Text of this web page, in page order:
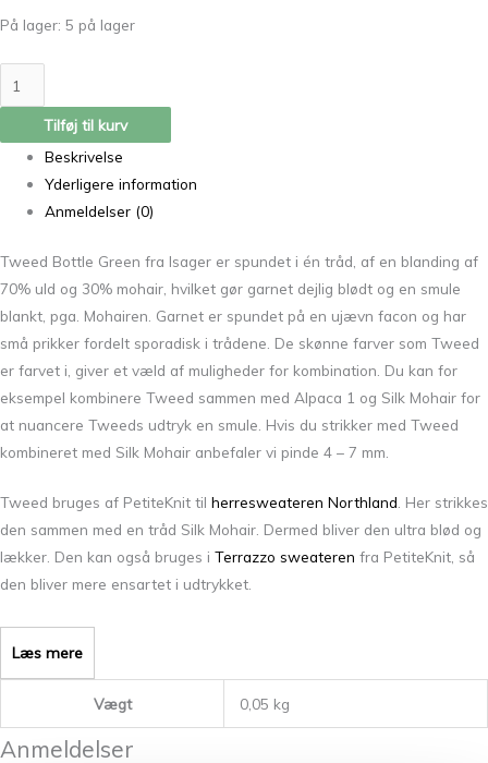
På lager: 5 på lager
Tilføj til kurv
Beskrivelse
Yderligere information
Anmeldelser (0)
Tweed Bottle Green fra Isager er spundet i én tråd, af en blanding af
70% uld og 30% mohair, hvilket gør garnet dejlig blødt og en smule
blankt, pga. Mohairen. Garnet er spundet på en ujævn facon og har
små prikker fordelt sporadisk i trådene. De skønne farver som Tweed
er farvet i, giver et væld af muligheder for kombination. Du kan for
eksempel kombinere Tweed sammen med Alpaca 1 og Silk Mohair for
at nuancere Tweeds udtryk en smule. Hvis du strikker med Tweed
kombineret med Silk Mohair anbefaler vi pinde 4 – 7 mm.
Tweed bruges af PetiteKnit til herresweateren Northland . Her strikkes
den sammen med en tråd Silk Mohair. Dermed bliver den ultra blød og
lækker. Den kan også bruges i Terrazzo sweateren fra PetiteKnit, så
den bliver mere ensartet i udtrykket.
Læs mere
Vægt 0,05 kg
Anmeldelser